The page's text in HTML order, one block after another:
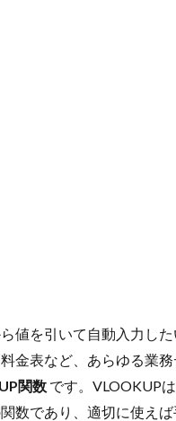
値を引いて自動入力し
金表など、あらゆる業
関数 です。VLOOKUP
数であり、適切に使え